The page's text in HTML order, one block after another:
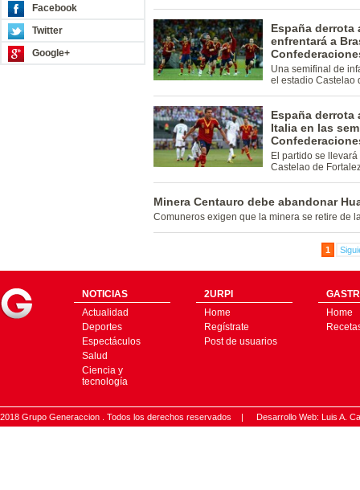
Facebook
Twitter
Google+
España derrota
enfrentará a
Una semifinal de
el estadio Castelao
España derrota
Italia en las
El partido se
Castelao de
Minera Centauro debe abandonar
Comuneros exigen que la minera se retire de
1
NOTICIAS
Actualidad
Deportes
Espectáculos
Salud
Ciencia y
tecnología
2URPI
Home
Regístrate
Post de usuarios
Home
2018 Grupo Generaccion . Todos los derechos reservados | Desarrollo Web: Luis